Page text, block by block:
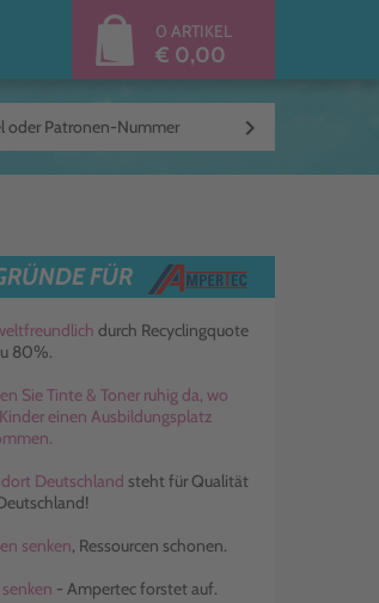
0 ARTIKEL
€ 0,00
keyboard_arrow_right
FÜR
durch Recyclingquote
80%.
Sie Tinte & Toner ruhig da, wo
einen Ausbildungsplatz
Deutschland steht für Qualität
senken, Ressourcen schonen.
senken - Ampertec forstet auf.